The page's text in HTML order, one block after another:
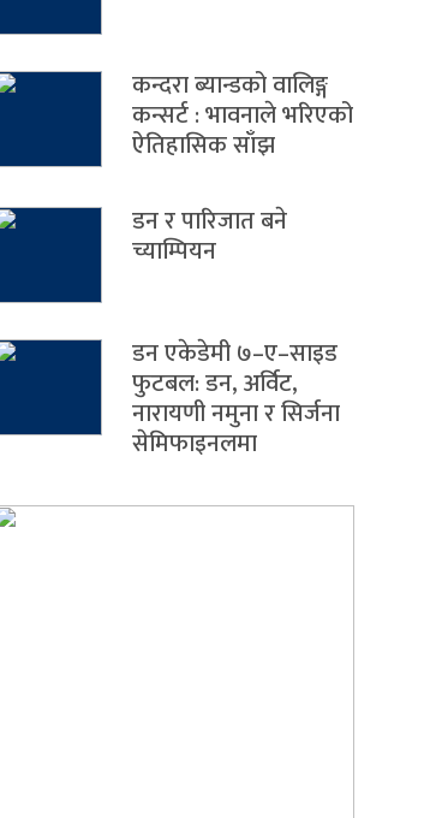
कन्दरा ब्यान्डको वालिङ्ग
कन्सर्ट : भावनाले भरिएको
ऐतिहासिक साँझ
डन र पारिजात बने
च्याम्पियन
डन एकेडेमी ७–ए–साइड
फुटबल: डन, अर्विट,
नारायणी नमुना र सिर्जना
सेमिफाइनलमा